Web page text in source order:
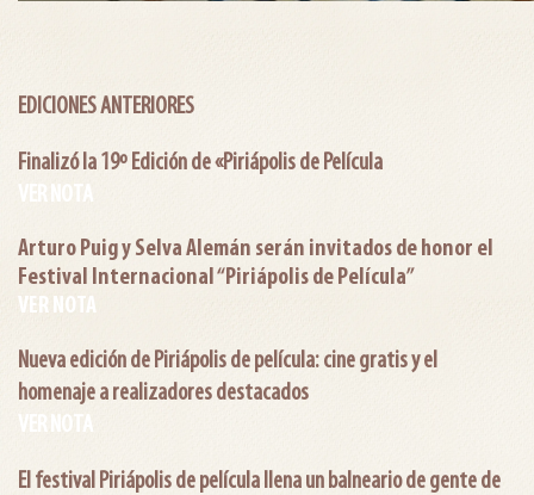
EDICIONES ANTERIORES
Finalizó la 19º Edición de «Piriápolis de Película
VER NOTA
Arturo Puig y Selva Alemán serán invitados de honor el
Festival Internacional “Piriápolis de Película”
VER NOTA
Nueva edición de Piriápolis de película: cine gratis y el
homenaje a realizadores destacados
VER NOTA
El festival Piriápolis de película llena un balneario de gente de